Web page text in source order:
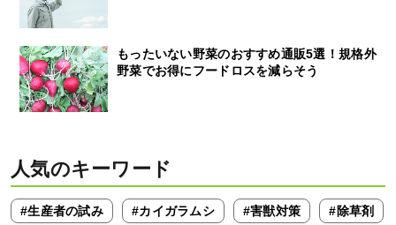
もったいない野菜のおすすめ通販5選！規格外
野菜でお得にフードロスを減らそう
人気のキーワード
#生産者の試み #カイガラムシ #害獣対策 #除草剤